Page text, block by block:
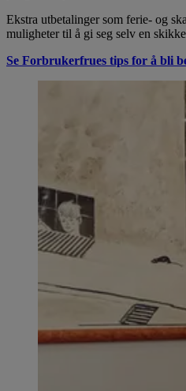
Ekstra utbetalinger som ferie- og
muligheter til å gi seg selv en
Se Forbrukerfrues tips for å bli